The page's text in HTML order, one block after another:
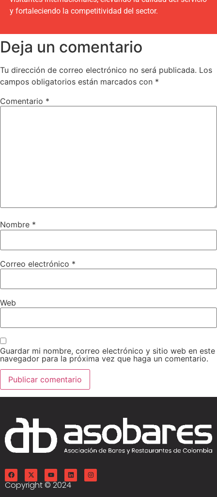
y fortaleciendo la competitividad del sector.
Deja un comentario
Tu dirección de correo electrónico no será publicada. Los
campos obligatorios están marcados con *
Comentario *
Nombre *
Correo electrónico *
Web
Guardar mi nombre, correo electrónico y sitio web en este
navegador para la próxima vez que haga un comentario.
Copyright © 2024